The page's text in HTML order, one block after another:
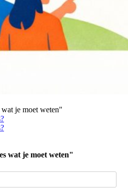
je moet weten"
wat je moet weten"